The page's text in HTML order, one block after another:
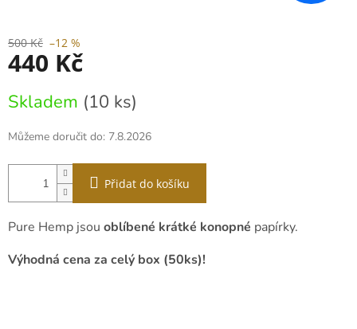
500 Kč –12 %
440 Kč
cena:
Skladem (10 ks)
Můžeme doručit do: 7.8.2026
Přidat do košíku
Pure Hemp jsou oblíbené krátké konopné papírky.
Výhodná cena za celý box (50ks)!